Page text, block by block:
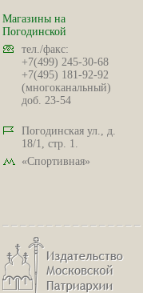
Магазины на
Погодинской
тел./факс:
+7(499) 245-30-68
+7(495) 181-92-92
(многоканальный)
доб. 23-54
Погодинская ул., д.
18/1, стр. 1.
«Спортивная»